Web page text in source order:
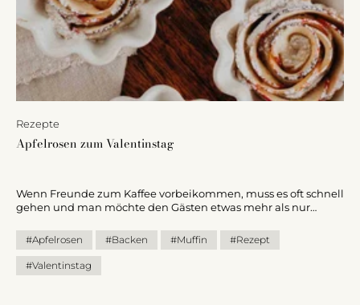
Rezepte
Apfelrosen zum Valentinstag
Wenn Freunde zum Kaffee vorbeikommen, muss es oft schnell
gehen und man möchte den Gästen etwas mehr als nur
Zutaten kannst du schnell und unkompliziert ein köstliches
Dessert zaubern, das in der Muffinform noch dazu
wunderschön anzusehen ist.
#Apfelrosen #Backen #Muffin #Rezept
#Valentinstag